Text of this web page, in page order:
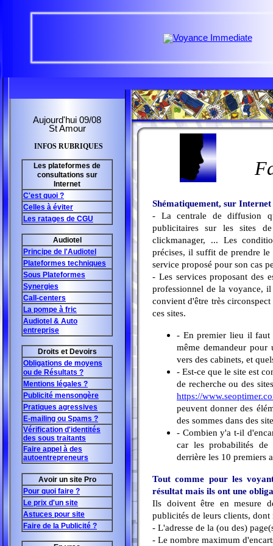
Aujourd'hui 09/08
St Amour
INFOS RUBRIQUES
Les plateformes de
consultations sur
Internet
C'est quoi ?
Celles à éviter
Les ratages de CGU
Audiotel
Principe de l'Audiotel
Plateformes techniques
Sous Plateformes
Synergies
Call-centers
La pompe à fric
Audiotel & Auto
entreprise
Droits et Devoirs
Obligations de moyens
ou de Résultats ?
Mentions légales ?
Publicité mensongère
Pratiques agressives
E-mailing ou Spams ?
Vérification d'identités
des sous traitants
Faire appel à des
autoentrepreneurs
Avoir un site Pro
Pour quoi faire ?
Le prix d'un site
Astuces pour site
Faire de la Publicité ?
Shématiquement, sur
- La centrale de diffusion
publicitaires sur les sites
clickmanager, ... Les
précises, il suffit de prendre
service proposé pour son cas
- Les services proposant des
professionnel de la voyance,
convient d'être très
ces sites.
- En premier lieu il faut
même demandeur
vers des cabinets, et
- Est-ce que le site est
de recherche ou des
https://
peuvent donner des
des sommes dans des
- Combien y'a t-il
car les probabilités de
derrière les 10 premiers
Tout comme pour les
résultat mais ils ont une
Ils doivent être en mesure
publicités de leurs clients, dont
- L'adresse de la (ou des)
- Le nombre maximum